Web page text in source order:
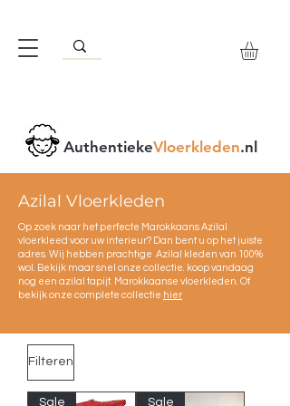
AuthentiekeVloerkleden.nl
Azilal Vloerkleden
Op zoek naar het perfecte Marokkaans Azilal
vloerkleed voor uw interieur? Dan bent u op het juiste
adres. Wij hebben prachtige Azilal kleden van 100%
wol. Bekijk maar snel onze collectie. koop vandaag
nog een azilal tapijt. Marokkaanse vloerkleden. Of
bekijk onze complete collectie hier
Filteren
Sale Sale